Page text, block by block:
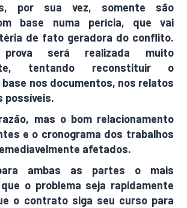
por sua vez, somente são
base numa perícia, que vai
de fato geradora do conflito.
será realizada muito
tentando reconstituir o
nos documentos, nos relatos
possíveis.
mas o bom relacionamento
e o cronograma dos trabalhos
afetados.
ambas as partes o mais
o problema seja rapidamente
o contrato siga seu curso para